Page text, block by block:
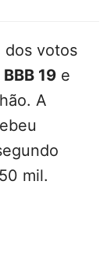
dos votos
BBB 19 e
A
mil.